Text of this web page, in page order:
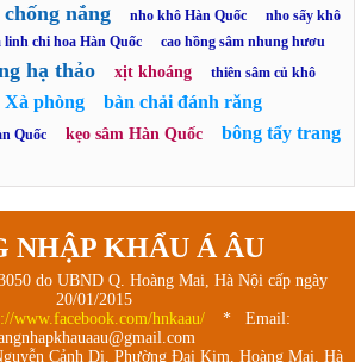
nắng nho khô Hàn Quốc
nho sấy khô
linh chi hoa Hàn Quốc cao hồng sâm nhung hươu
hạ thảo xịt khoáng
thiên sâm củ khô
Xà phòng bàn chải đánh răng
Quốc kẹo sâm Hàn Quốc bông tẩy trang
NHẬP KHẨU Á ÂU
do UBND Q. Hoàng Mai, Hà Nội cấp ngày
20/01/2015
www.facebook.com/hnkaau/
* Email:
Cảnh Dị, Phường Đại Kim, Hoàng Mai, Hà